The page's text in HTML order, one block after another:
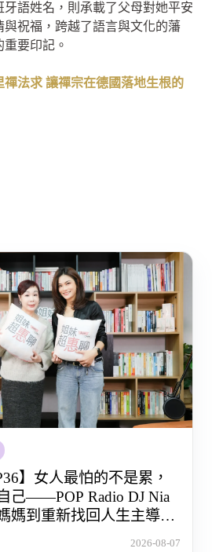
語姓名，則承載了父母對她平安
與祝福，跨越了語言與文化的藩
要印記。
法求 讓禪宗在德國落地生根的
】女人最怕的不是累，
己——POP Radio DJ Nia
媽到重新找回人生主導權
2026-08-07